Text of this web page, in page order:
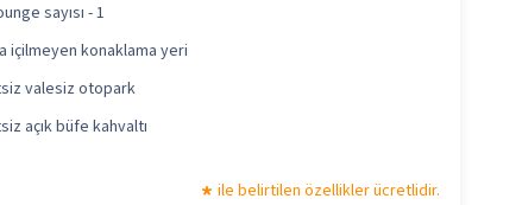
sayısı - 1
içilmeyen konaklama yeri
valesiz otopark
açık büfe kahvaltı
ile belirtilen özellikler ücretlidir.